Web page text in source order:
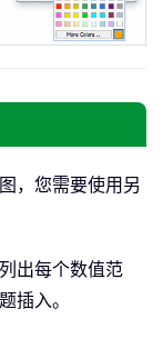
，您需要使用另
出每个数值范
插入。